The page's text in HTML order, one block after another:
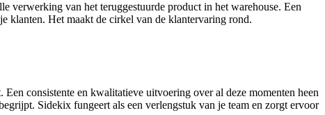
verwerking van het teruggestuurde product in het warehouse. Een
klanten. Het maakt de cirkel van de klantervaring rond.
consistente en kwalitatieve uitvoering over al deze momenten heen
Sidekix fungeert als een verlengstuk van je team en zorgt ervoor